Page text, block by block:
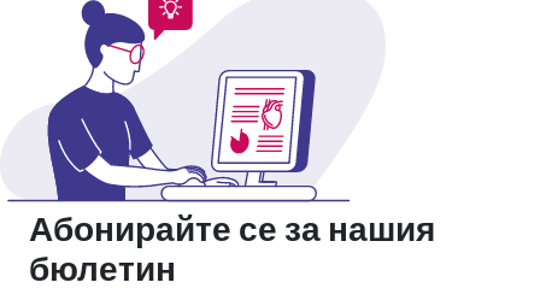
Абонирайте се за нашия
бюлетин